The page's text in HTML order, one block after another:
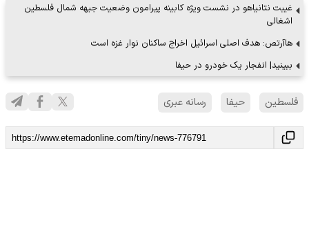
غیبت نتانیاهو در نشست ویژه کابینه پیرامون وضعیت جبهه شمال فلسطین
اشغالی
هاآرتص: هدف اصلی اسرائیل اخراج ساکنان نوار غزه است
ببینید| انفجار یک خودرو در حیفا
فلسطین حیفا رسانه عبری